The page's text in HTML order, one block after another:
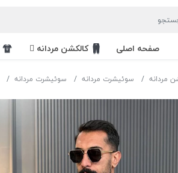
صفحه اصلی کالکشن مردانه
مردانه سوئیشرت مردانه سوئیشرت مردانه